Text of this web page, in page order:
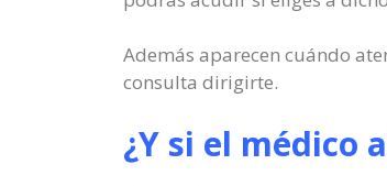
Además aparecen cuándo
consulta dirigirte.
¿Y si el médico